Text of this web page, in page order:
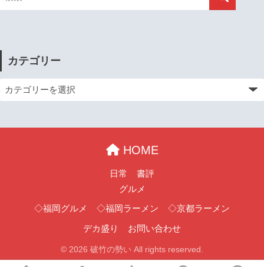
カテゴリー
HOME
日常
書評
グルメ
◇福岡グルメ ◇福岡ラーメン ◇京都ラーメン
デカ盛り お問い合わせ
© 2026 破竹の勢い All rights reserved.